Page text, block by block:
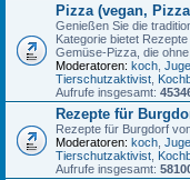
Pizza (vegan,
Genießen Sie die
Kategorie bietet
Gemüse-Pizza, die
Moderatoren: koch
Tierschutzaktivist
Aufrufe insgesamt:
Rezepte für
Rezepte für Burgdorf
Moderatoren: koch
Tierschutzaktivist
Aufrufe insgesamt: